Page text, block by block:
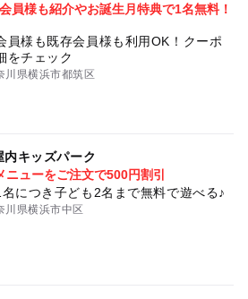
員様も紹介やお誕生月特典で1名無料！
員様も既存会員様も利用OK！クーポ
をチェック
川県横浜市都筑区
キッズパーク
ニューをご注文で500円割引
につき子ども2名まで無料で遊べる♪
川県横浜市中区